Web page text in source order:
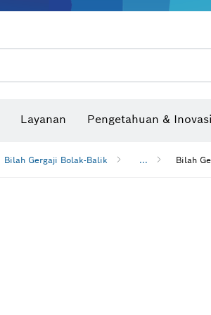
Layanan Pengetahuan & Inovasi
Bilah Gergaji Bolak-Balik ... Bilah